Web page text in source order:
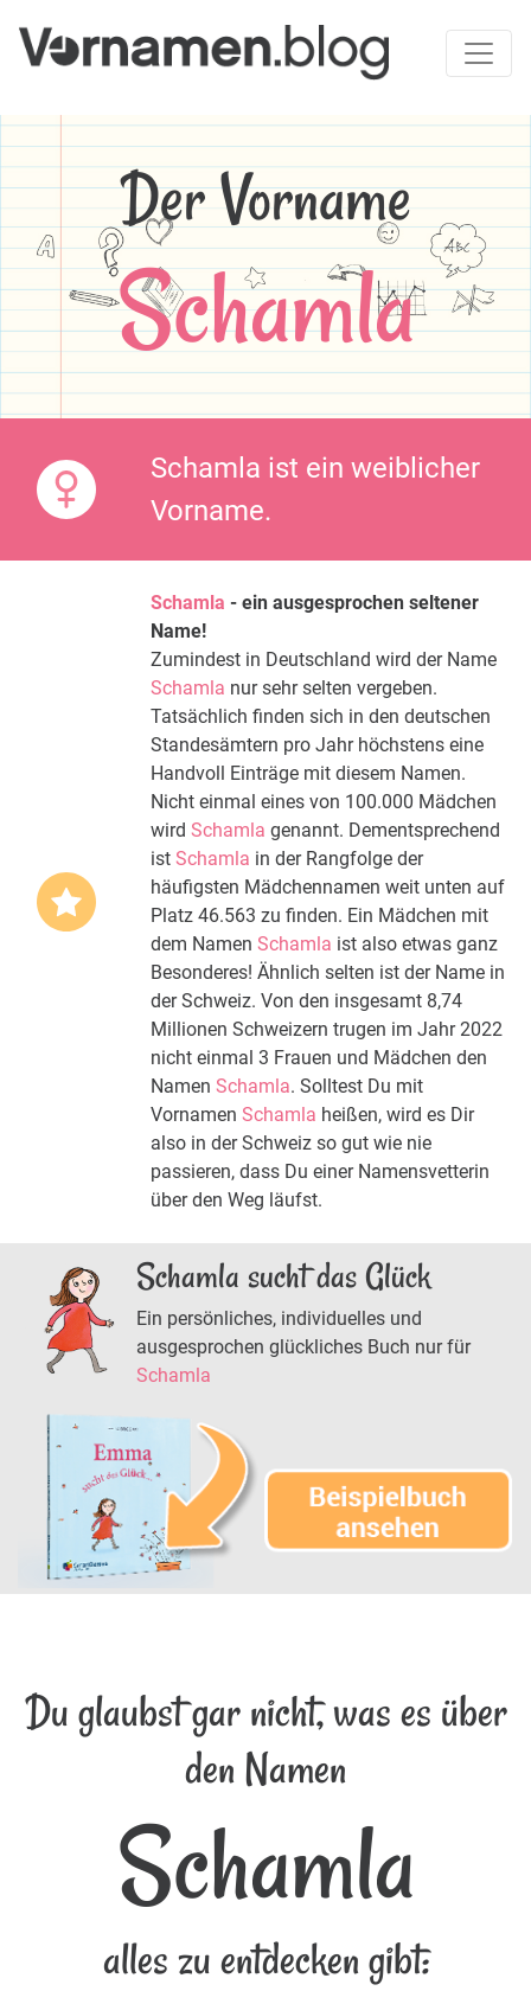
Der Vorname
Schamla
Schamla ist ein weiblicher
Vorname.
Schamla - ein ausgesprochen seltener
Name!
Zumindest in Deutschland wird der Name
Schamla nur sehr selten vergeben.
Tatsächlich finden sich in den deutschen
Standesämtern pro Jahr höchstens eine
Handvoll Einträge mit diesem Namen.
Nicht einmal eines von 100.000 Mädchen
wird Schamla genannt. Dementsprechend
ist Schamla in der Rangfolge der
häufigsten Mädchennamen weit unten auf
Platz 46.563 zu finden. Ein Mädchen mit
dem Namen Schamla ist also etwas ganz
Besonderes! Ähnlich selten ist der Name in
der Schweiz. Von den insgesamt 8,74
Millionen Schweizern trugen im Jahr 2022
nicht einmal 3 Frauen und Mädchen den
Namen Schamla. Solltest Du mit
Vornamen Schamla heißen, wird es Dir
also in der Schweiz so gut wie nie
passieren, dass Du einer Namensvetterin
über den Weg läufst.
Schamla sucht das Glück
Ein persönliches, individuelles und
ausgesprochen glückliches Buch nur für
Schamla
Du glaubst gar nicht, was es über
den Namen
Schamla
alles zu entdecken gibt: